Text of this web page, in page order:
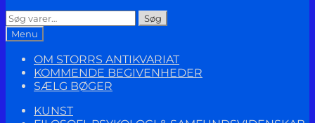
Søg
efter:
Søg
Menu
OM STORRS ANTIKVARIAT
KOMMENDE BEGIVENHEDER
SÆLG BØGER
KUNST